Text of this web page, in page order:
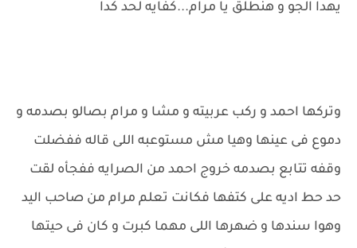
يهدا الجو و هنطلق يا مرام...كفايه لحد كدا
وتركها احمد و ركب عربيته و مشا و مرام بصالو بصدمه و
دموع فى عينها وهيا مش مستوعبه اللى قاله ففضلت
وقفه تتابع بصدمه خروج احمد من الصرايه ففجأه لقت
حد حط اديه على كتفها فكانت تعلم مرام من صاحب اليد
وهوا سندها و ضهرها اللى مهما كبرت و كان فى حيتها